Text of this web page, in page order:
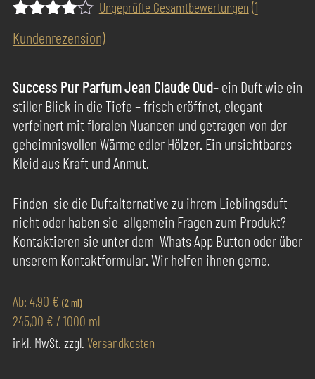
Bewertet
mit4.00
auf
1
Kundenbewertung
Ungeprüfte Gesamtbewertungen (1
Kundenrezension)
Success Pur Parfum Jean Claude Oud– ein Duft wie ein
stiller Blick in die Tiefe – frisch eröffnet, elegant
verfeinert mit floralen Nuancen und getragen von der
geheimnisvollen Wärme edler Hölzer. Ein unsichtbares
Kleid aus Kraft und Anmut.
Finden sie die Duftalternative zu ihrem Lieblingsduft
nicht oder haben sie allgemein Fragen zum Produkt?
Kontaktieren sie unter dem Whats App Button oder über
unserem Kontaktformular. Wir helfen ihnen gerne.
Ab: 4,90 € (2 ml)
245,00 € / 1000 ml
inkl. MwSt. zzgl. Versandkosten